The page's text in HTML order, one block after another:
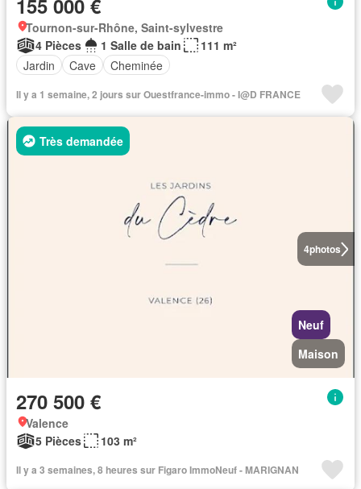
155 000 €
Tournon-sur-Rhône, Saint-sylvestre
4 Pièces
1 Salle de bain
111 m²
Jardin
Cave Cheminée
Il y a 1 semaine, 2 jours sur Ouestfrance-immo - I@D FRANCE
4photos
Très demandée
Neuf
Maison
270 500 €
Valence
5 Pièces
103 m²
Il y a 3 semaines, 8 heures sur Figaro ImmoNeuf - MARIGNAN